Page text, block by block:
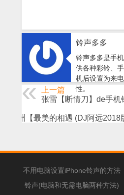
铃声多多
铃声多多是手
供各种彩铃、
机后设置为来
性。
上一篇
张雷【断情刀】de手机
李志洲【最美的相遇 (DJ阿远
不用电脑设置iPhone铃声的方法
铃声(电脑和无需电脑两种方法)